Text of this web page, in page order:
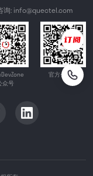
询: info@quectel.com
众号
官方公众号